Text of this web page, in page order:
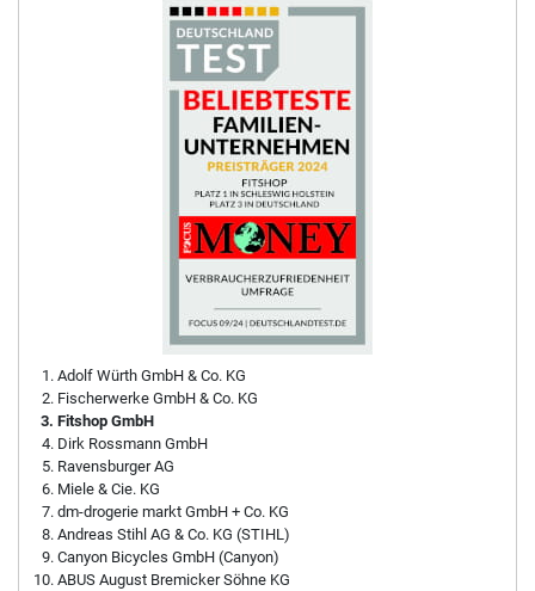
Adolf Würth GmbH & Co. KG
Fischerwerke GmbH & Co. KG
Fitshop GmbH
Dirk Rossmann GmbH
Ravensburger AG
Miele & Cie. KG
dm-drogerie markt GmbH + Co. KG
Andreas Stihl AG & Co. KG (STIHL)
Canyon Bicycles GmbH (Canyon)
ABUS August Bremicker Söhne KG